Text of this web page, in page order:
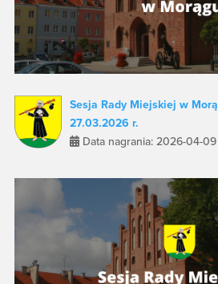
Sesja Rady Miejskiej w
27.03.2026 r.
Data nagrania: 2026-04-